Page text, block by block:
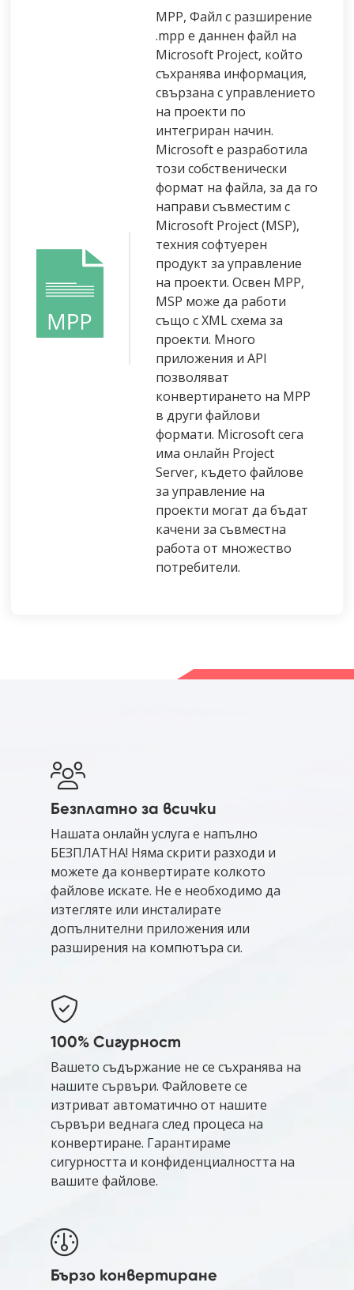
MPP, Файл с разширение
.mpp е даннен файл на
Microsoft Project, който
съхранява информация,
свързана с управлението
на проекти по
интегриран начин.
Microsoft е разработила
този собственически
формат на файла, за да го
направи съвместим с
Microsoft Project (MSP),
техния софтуерен
продукт за управление
на проекти. Освен MPP,
MSP може да работи
също с XML схема за
проекти. Много
приложения и API
позволяват
конвертирането на MPP
в други файлови
формати. Microsoft сега
има онлайн Project
Server, където файлове
за управление на
проекти могат да бъдат
качени за съвместна
работа от множество
потребители.
Безплатно за всички
Нашата онлайн услуга е напълно
БЕЗПЛАТНА! Няма скрити разходи и
можете да конвертирате колкото
файлове искате. Не е необходимо да
изтегляте или инсталирате
допълнителни приложения или
разширения на компютъра си.
100% Сигурност
Вашето съдържание не се съхранява на
нашите сървъри. Файловете се
изтриват автоматично от нашите
сървъри веднага след процеса на
конвертиране. Гарантираме
сигурността и конфиденциалността на
вашите файлове.
Бързо конвертиране